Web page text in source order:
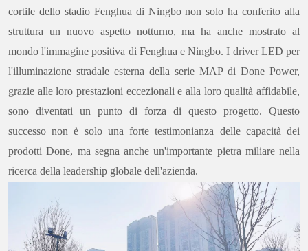
cortile dello stadio Fenghua di Ningbo non solo ha conferito alla
struttura un nuovo aspetto notturno, ma ha anche mostrato al
mondo l'immagine positiva di Fenghua e Ningbo. I driver LED per
l'illuminazione stradale esterna della serie MAP di Done Power,
grazie alle loro prestazioni eccezionali e alla loro qualità affidabile,
sono diventati un punto di forza di questo progetto. Questo
successo non è solo una forte testimonianza delle capacità dei
prodotti Done, ma segna anche un'importante pietra miliare nella
ricerca della leadership globale dell'azienda.